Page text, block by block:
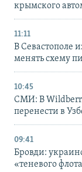
крымского
11:11
В Севастополе
менять схему
10:45
СМИ: В
перенести в
09:41
Бровди:
«теневого